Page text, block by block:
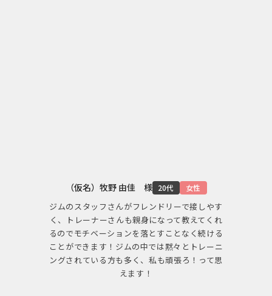
（仮名）牧野 由佳 様 20代 女性
ジムのスタッフさんがフレンドリーで接しやす
く、トレーナーさんも親身になって教えてくれ
るのでモチベーションを落とすことなく続ける
ことができます！ジムの中では黙々とトレーニ
ングされている方も多く、私も頑張ろ！って思
えます！